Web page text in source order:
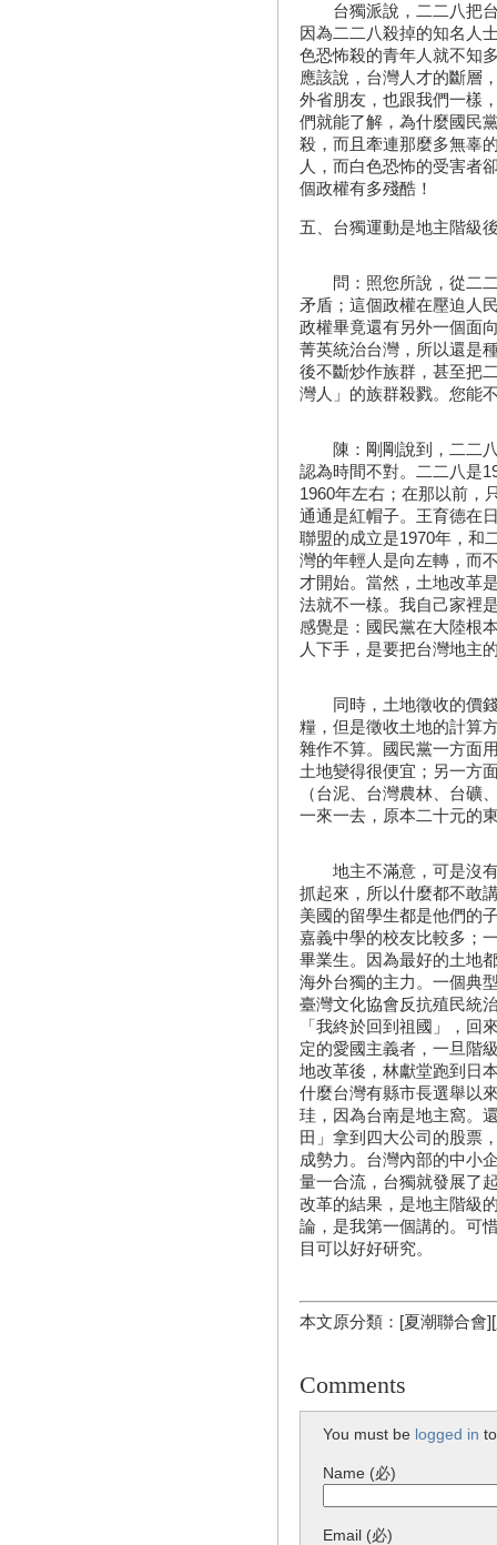
台獨派說，二二八把台
因為二二八殺掉的知名人
色恐怖殺的青年人就不知
應該說，台灣人才的斷層
外省朋友，也跟我們一樣
們就能了解，為什麼國民
殺，而且牽連那麼多無辜
人，而白色恐怖的受害者
個政權有多殘酷！
五、台獨運動是地主階級
問：照您所說，從二二
矛盾；這個政權在壓迫人
政權畢竟還有另外一個面
菁英統治台灣，所以還是
後不斷炒作族群，甚至把
灣人」的族群殺戮。您能
陳：剛剛說到，二二八
認為時間不對。二二八是
1960年左右；在那以前，
通通是紅帽子。王育德在
聯盟的成立是1970年，和
灣的年輕人是向左轉，而
才開始。當然，土地改革
法就不一樣。我自己家裡
感覺是：國民黨在大陸根
人下手，是要把台灣地主
同時，土地徵收的價錢
糧，但是徵收土地的計算
雜作不算。國民黨一方面
土地變得很便宜；另一方
（台泥、台灣農林、台礦
一來一去，原本二十元的
地主不滿意，可是沒有
抓起來，所以什麼都不敢
美國的留學生都是他們的
嘉義中學的校友比較多；
畢業生。因為最好的土地
海外台獨的主力。一個典
臺灣文化協會反抗殖民統
「我終於回到祖國」，回
定的愛國主義者，一旦階
地改革後，林獻堂跑到日
什麼台灣有縣市長選舉以
珪，因為台南是地主窩。
田」拿到四大公司的股票
成勢力。台灣內部的中小
量一合流，台獨就發展了
改革的結果，是地主階級
論，是我第一個講的。可
目可以好好研究。
本文原分類：[夏潮聯合會
Comments
You must be logged in
Name (必)
Email (必)